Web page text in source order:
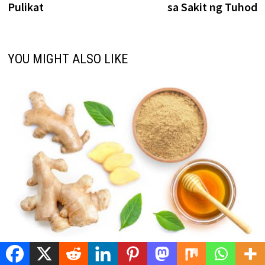
October 9, 2023
Mabisang halamang gamot para sa UTI/Urinary Tract